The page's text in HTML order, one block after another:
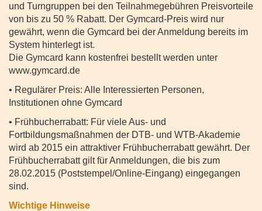
und Turngruppen bei den Teilnahmegebühren Preisvorteile
von bis zu 50 % Rabatt. Der Gymcard-Preis wird nur
gewährt, wenn die Gymcard bei der Anmeldung bereits im
System hinterlegt ist.
Die Gymcard kann kostenfrei bestellt werden unter
www.gymcard.de
• Regulärer Preis: Alle Interessierten Personen,
Institutionen ohne Gymcard
• Frühbucherrabatt: Für viele Aus- und
Fortbildungsmaßnahmen der DTB- und WTB-Akademie
wird ab 2015 ein attraktiver Frühbucherrabatt gewährt. Der
Frühbucherrabatt gilt für Anmeldungen, die bis zum
28.02.2015 (Poststempel/Online-Eingang) eingegangen
sind.
Wichtige Hinweise